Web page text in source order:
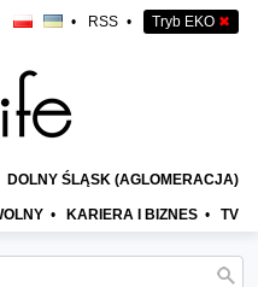
• RSS • Tryb EKO ✖
DOLNY ŚLĄSK (AGLOMERACJA)
• KARIERA I BIZNES • TV